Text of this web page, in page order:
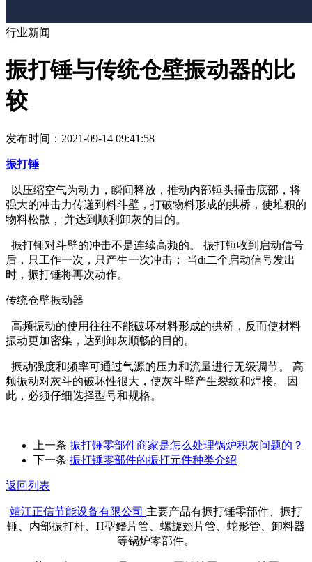
行业新闻
振打锤与传统仓壁振动器的比
较
发布时间：2021-09-14 09:41:58
振打锤
以压缩空气为动力，瞬间释放，推动内部锤头撞击底部，将
强大的冲击力传递到料斗壁，打破物料形成的拱桥，使堆积的
物料松散， 并达到顺利卸灰的目的。
振打锤对斗壁的冲击不是连续高频的。 振打锤收到启动信号
后，只工作一次，只产生一次冲击； 当di二个启动信号发出
时，振打锤将再次动作。
传统仓壁振动器
高频振动的使用往往不能破坏材料形成的拱桥，反而使材料
振动更加密集，达到卸灰顺畅的目的。
振动强度和频率可通过气源的压力和流量进行无级调节。 高
频振动对灰斗的破坏性很大，使灰斗壁产生裂纹和焊接。 因
此，必须仔细选择型号和规格。
上一条 振打锤零部件商家是怎么处理锅炉积灰问题的？
下一条 振打锤零部件的振打元件种类介绍
返回列表
靖江正信节能设备有限公司 主要产品有振打锤零部件、振打
锤、内部振打杆、H型鳍片管、螺旋翅片管、蛇形管、卸料器
等锅炉零部件。